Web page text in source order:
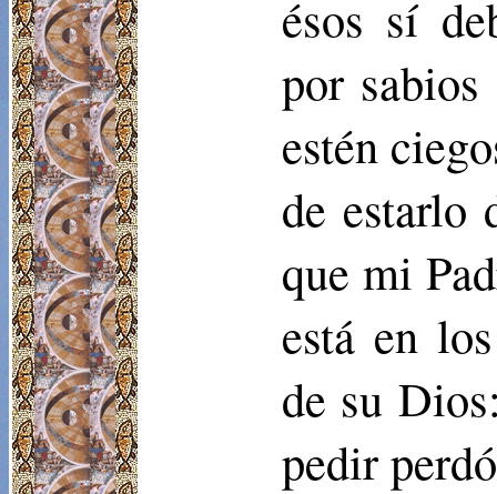
ésos sí
por
estén
de estarlo
que mi
está en
de su
pedir